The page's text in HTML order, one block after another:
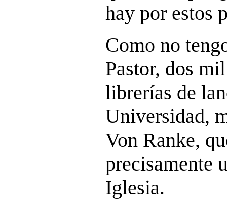
hay por estos
Como no
Pastor, dos
librerías de
Universidad,
Von Ranke,
precisamente
Iglesia.